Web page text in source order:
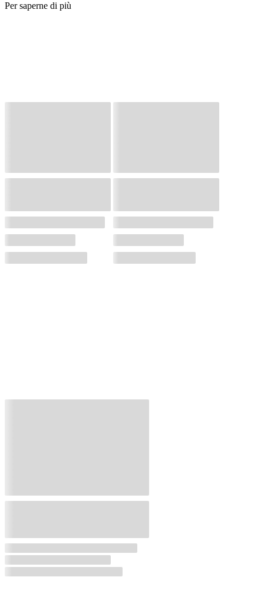
Per saperne di più